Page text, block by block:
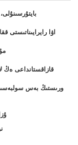
بايتۇرسىنۇلى، احمەت
اۋا رايرايىناتىستى
قازاقستانداعى ەڭ
ورىستىڭ بەس سولبەسىن